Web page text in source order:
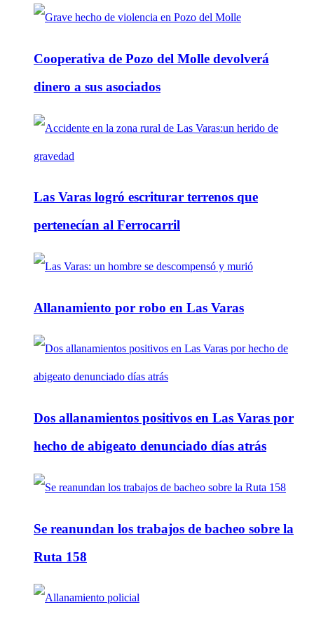
Cooperativa de Pozo del Molle devolverá
dinero a sus asociados
Las Varas logró escriturar terrenos que
pertenecían al Ferrocarril
Allanamiento por robo en Las Varas
Dos allanamientos positivos en Las Varas por
hecho de abigeato denunciado días atrás
Se reanundan los trabajos de bacheo sobre la
Ruta 158